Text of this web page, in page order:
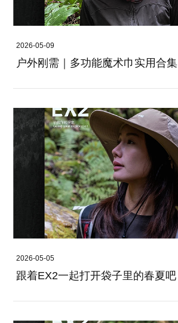
2026-05-09
户外刚需｜多功能魔术巾实用合集
2026-05-05
跟着EX2一起打开袋子里的春夏吧